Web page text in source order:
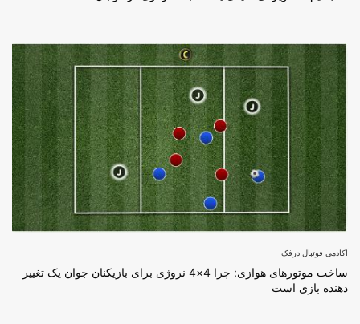
آکادمی فوتبال درفک
ساخت موتورهای هوازی: چرا 4×4 نروژی برای بازیکنان جوان یک تغییر
دهنده بازی است